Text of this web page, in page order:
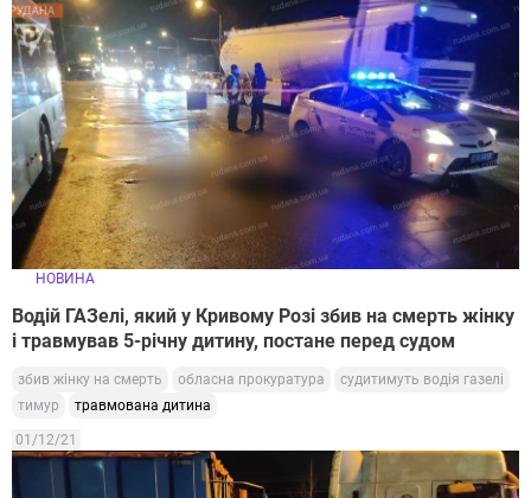
НОВИНА
Водій ГАЗелі, який у Кривому Розі збив на смерть жінку
і травмував 5-річну дитину, постане перед судом
збив жінку на смерть обласна прокуратура
судитимуть водія газелі
тимур
травмована дитина
01/12/21